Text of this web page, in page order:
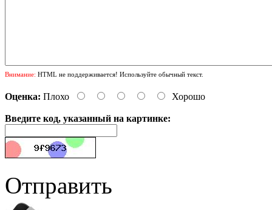
Внимание: HTML не поддерживается! Используйте обычный текст.
Оценка: Плохо Хорошо
Введите код, указанный на картинке:
Отправить